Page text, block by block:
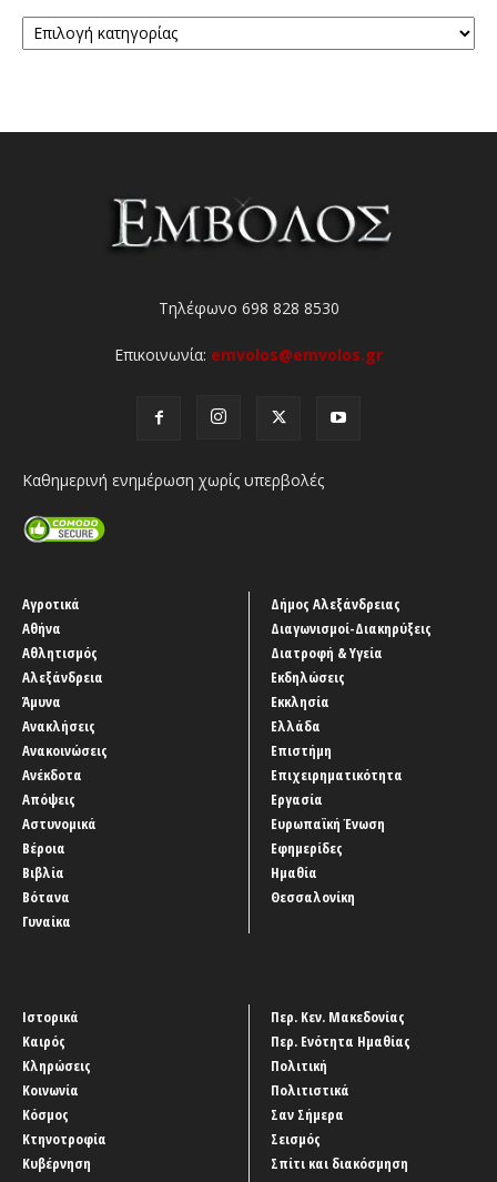
Κατηγορίες
Τηλέφωνο 698 828 8530
Επικοινωνία: emvolos@emvolos.gr
Καθημερινή ενημέρωση χωρίς υπερβολές
Αγροτικά
Αθήνα
Αθλητισμός
Αλεξάνδρεια
Άμυνα
Ανακλήσεις
Ανακοινώσεις
Ανέκδοτα
Απόψεις
Αστυνομικά
Βέροια
Βιβλία
Βότανα
Γυναίκα
Δήμος Αλεξάνδρειας
Διαγωνισμοί-Διακηρύξεις
Διατροφή & Υγεία
Εκδηλώσεις
Εκκλησία
Ελλάδα
Επιστήμη
Επιχειρηματικότητα
Εργασία
Ευρωπαϊκή Ένωση
Εφημερίδες
Ημαθία
Θεσσαλονίκη
Ιστορικά
Καιρός
Κληρώσεις
Κοινωνία
Κόσμος
Κτηνοτροφία
Κυβέρνηση
Περ. Κεν. Μακεδονίας
Περ. Ενότητα Ημαθίας
Πολιτική
Πολιτιστικά
Σαν Σήμερα
Σεισμός
Σπίτι και διακόσμηση